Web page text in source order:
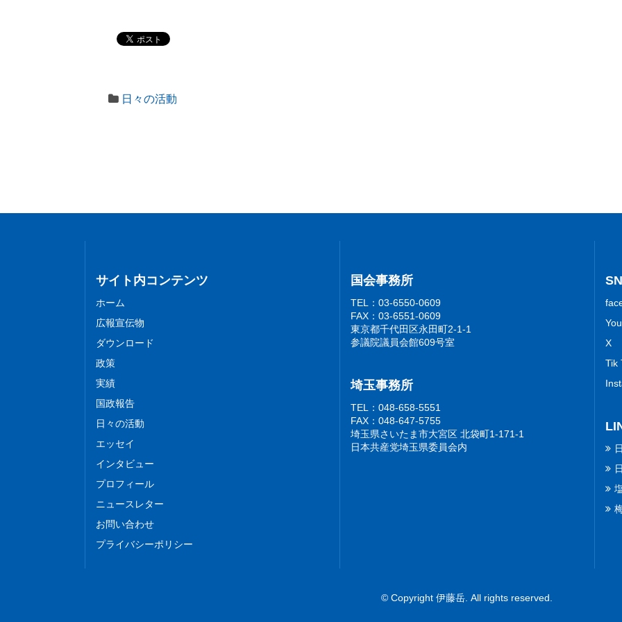
日々の活動
サイト内コンテンツ
ホーム
広報宣伝物
ダウンロード
政策
実績
国政報告
日々の活動
エッセイ
インタビュー
プロフィール
ニュースレター
お問い合わせ
プライバシーポリシー
国会事務所
TEL：03-6550-0609
FAX：03-6551-0609
東京都千代田区永田町2-1-1
参議院議員会館609号室
埼玉事務所
TEL：048-658-5551
FAX：048-647-5755
埼玉県さいたま市大宮区 北袋町1-171-1
日本共産党埼玉県委員会内
X
Tik
© Copyright 伊藤岳. All rights reserved.